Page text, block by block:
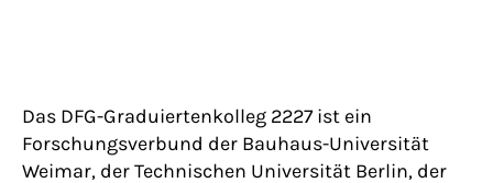
Das DFG-Graduiertenkolleg 2227 ist ein
Forschungsverbund der Bauhaus-Universität
Weimar, der Technischen Universität Berlin, der